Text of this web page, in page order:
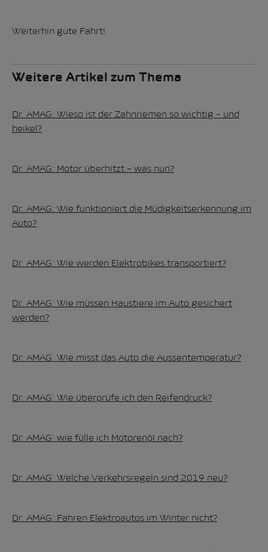
Weiterhin gute Fahrt!
Weitere Artikel zum Thema
Dr. AMAG: Wieso ist der Zahnriemen so wichtig – und
heikel?
Dr. AMAG: Motor überhitzt – was nun?
Dr. AMAG: Wie funktioniert die Müdigkeitserkennung im
Auto?
Dr. AMAG: Wie werden Elektrobikes transportiert?
Dr. AMAG: Wie müssen Haustiere im Auto gesichert
werden?
Dr. AMAG: Wie misst das Auto die Aussentemperatur?
Dr. AMAG: Wie überprüfe ich den Reifendruck?
Dr. AMAG: wie fülle ich Motorenöl nach?
Dr. AMAG: Welche Verkehrsregeln sind 2019 neu?
Dr. AMAG: Fahren Elektroautos im Winter nicht?